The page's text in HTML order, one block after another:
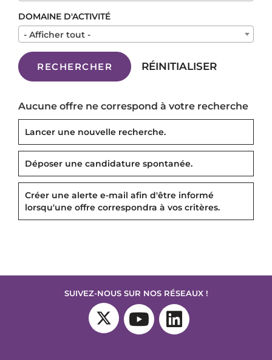
DOMAINE D'ACTIVITÉ
- Afficher tout -
RECHERCHER RÉINITIALISER
Aucune offre ne correspond à votre recherche
Lancer une nouvelle recherche.
Déposer une candidature spontanée.
Créer une alerte e-mail afin d'être informé
lorsqu'une offre correspondra à vos critères.
SUIVEZ-NOUS SUR NOS RÉSEAUX !